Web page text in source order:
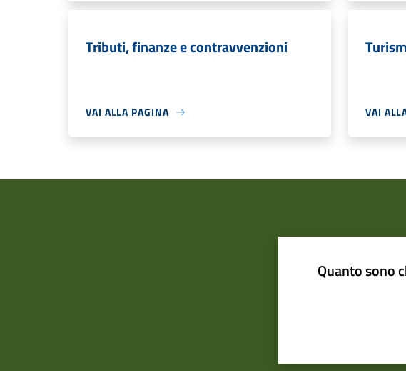
Tributi, finanze e contravvenzioni
VAI ALLA PAGINA VAI
Quanto sono